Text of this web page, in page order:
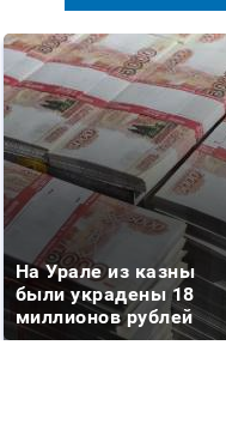
На Урале из казны
были украдены 18
миллионов рублей